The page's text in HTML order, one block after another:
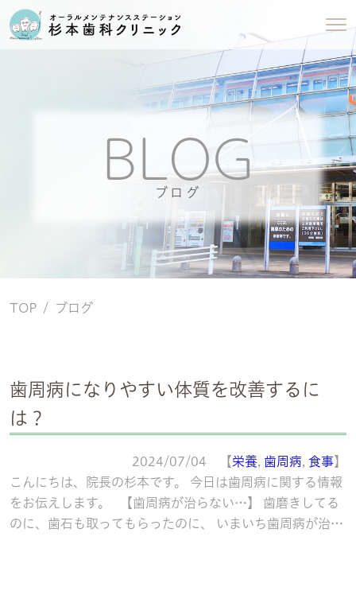
BLOG
ブログ
TOP ブログ
歯周病になりやすい体質を改善するに
は？
2024/07/04 【栄養, 歯周病, 食事】
こんにちは、院長の杉本です。 今日は歯周病に関する情報
をお伝えします。 【歯周病が治らない…】 歯磨きしてる
のに、歯石も取ってもらったのに、 いまいち歯周病が治ら